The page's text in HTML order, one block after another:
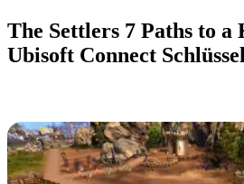
The Settlers 7 Paths to
Ubisoft Connect